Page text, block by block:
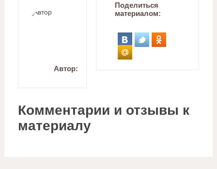
Автор:
Поделиться
материалом:
Комментарии и отзывы к
материалу